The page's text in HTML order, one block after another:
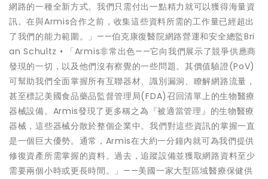
網路的一種全新方式。我們只需付出一點精力就可以獲得海量資
訊。在與Armis合作之前，收集這些資料所需的工作量已經超出
了我們的能力範圍。」——伯克康復醫院網路營運和安全總監Bri
an Schultz • 「Armis非常出色——它向我們展示了競爭供應商
發現的一切，以及他們沒有察覺的一些問題。其價值驗證(PoV)
可幫助我們全面掌握所有互聯器材、識別漏洞、瞭解網路流量，
甚至標記美國食品藥品監督管理局(FDA)召回清單上的生物醫療
器械設備。Armis發現了更多稱之為『被適當管理』的生物醫療
器械，這些器械分散於整個企業中。我們對這些資訊的掌握一直
是一個巨大優勢。通常，Armis在大約一分鐘內就可為我們提供
修復資產所需掌握的資料。過去，追蹤設備並獲取網路資料至少
需要兩個小時或更長時間。」——美國一家大型區域醫療保健供